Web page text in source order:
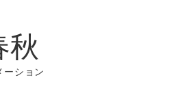
秋
ーション